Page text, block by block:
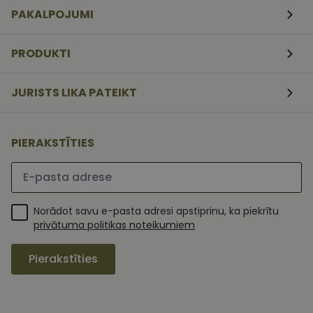
PAKALPOJUMI
PRODUKTI
JURISTS LIKA PATEIKT
PIERAKSTĪTIES
Lūdzu ievadiet e-pasta adresi
Norādot savu e-pasta adresi apstiprinu, ka piekrītu
privātuma politikas noteikumiem
Pierakstīties
serviss, lai
atcerētos
piekrišanas
Script.com
sīkfailu